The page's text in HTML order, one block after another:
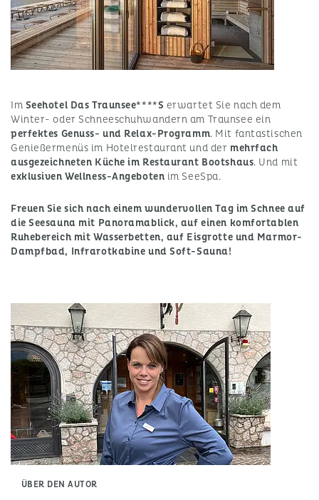
Im Seehotel Das Traunsee****S erwartet Sie nach dem
Winter- oder Schneeschuhwandern am Traunsee ein
perfektes Genuss- und Relax-Programm. Mit fantastischen
Genießermenüs im Hotelrestaurant und der mehrfach
ausgezeichneten Küche im Restaurant Bootshaus. Und mit
exklusiven Wellness-Angeboten im SeeSpa.
Freuen Sie sich nach einem wundervollen Tag im Schnee auf
die Seesauna mit Panoramablick, auf einen komfortablen
Ruhebereich mit Wasserbetten, auf Eisgrotte und Marmor-
Dampfbad, Infrarotkabine und Soft-Sauna!
ÜBER DEN AUTOR